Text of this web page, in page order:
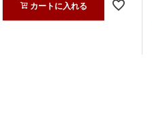
カートに入れる